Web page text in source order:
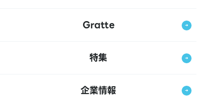
Gratte
特集
企業情報